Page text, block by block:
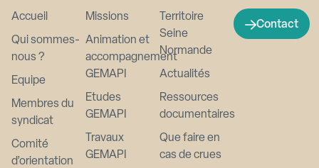
Accueil
Qui sommes-
nous ?
Equipe
Membres du
syndicat
Comité
d’orientation
Missions
Animation et
accompagnement
GEMAPI
Etudes
GEMAPI
Travaux
GEMAPI
Territoire
Seine
Normande
Actualités
Ressources
documentaires
Que faire en
cas de crues
Contact